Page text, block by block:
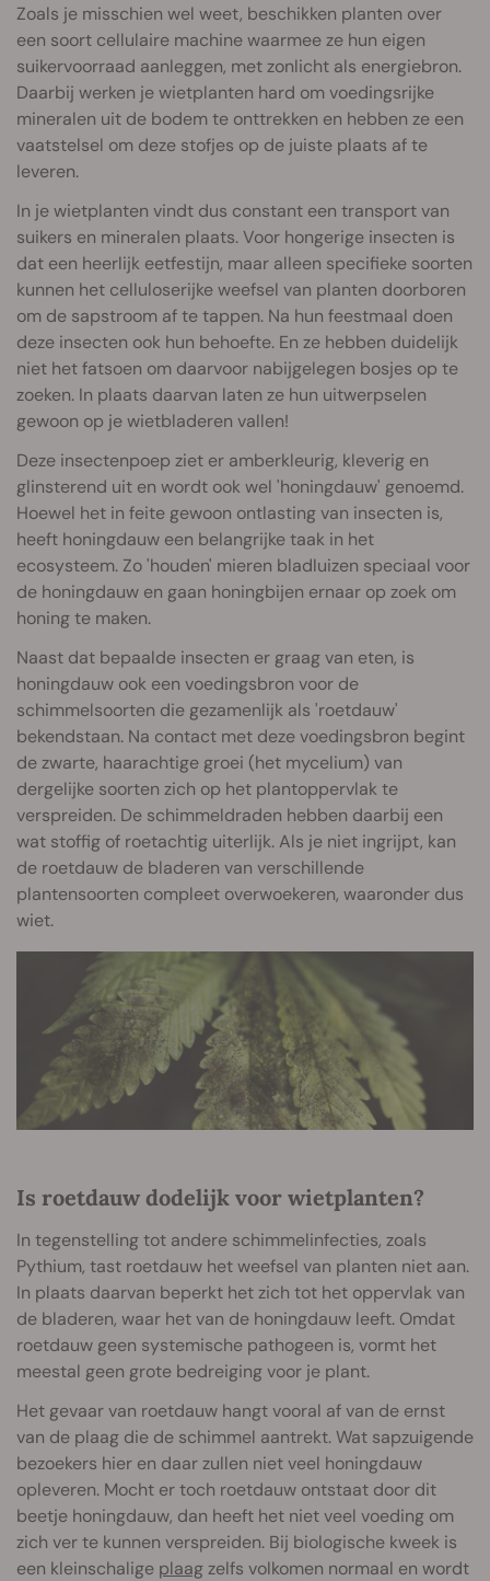
Zoals je misschien wel weet, beschikken planten over
een soort cellulaire machine waarmee ze hun eigen
suikervoorraad aanleggen, met zonlicht als energiebron.
Daarbij werken je wietplanten hard om voedingsrijke
mineralen uit de bodem te onttrekken en hebben ze een
vaatstelsel om deze stofjes op de juiste plaats af te
leveren.
In je wietplanten vindt dus constant een transport van
suikers en mineralen plaats. Voor hongerige insecten is
dat een heerlijk eetfestijn, maar alleen specifieke soorten
kunnen het celluloserijke weefsel van planten doorboren
om de sapstroom af te tappen. Na hun feestmaal doen
deze insecten ook hun behoefte. En ze hebben duidelijk
niet het fatsoen om daarvoor nabijgelegen bosjes op te
zoeken. In plaats daarvan laten ze hun uitwerpselen
gewoon op je wietbladeren vallen!
Deze insectenpoep ziet er amberkleurig, kleverig en
glinsterend uit en wordt ook wel 'honingdauw' genoemd.
Hoewel het in feite gewoon ontlasting van insecten is,
heeft honingdauw een belangrijke taak in het
ecosysteem. Zo 'houden' mieren bladluizen speciaal voor
de honingdauw en gaan honingbijen ernaar op zoek om
honing te maken.
Naast dat bepaalde insecten er graag van eten, is
honingdauw ook een voedingsbron voor de
schimmelsoorten die gezamenlijk als 'roetdauw'
bekendstaan. Na contact met deze voedingsbron begint
de zwarte, haarachtige groei (het mycelium) van
dergelijke soorten zich op het plantoppervlak te
verspreiden. De schimmeldraden hebben daarbij een
wat stoffig of roetachtig uiterlijk. Als je niet ingrijpt, kan
de roetdauw de bladeren van verschillende
plantensoorten compleet overwoekeren, waaronder dus
wiet.
Is roetdauw dodelijk voor wietplanten?
In tegenstelling tot andere schimmelinfecties, zoals
Pythium, tast roetdauw het weefsel van planten niet aan.
In plaats daarvan beperkt het zich tot het oppervlak van
de bladeren, waar het van de honingdauw leeft. Omdat
roetdauw geen systemische pathogeen is, vormt het
meestal geen grote bedreiging voor je plant.
Het gevaar van roetdauw hangt vooral af van de ernst
van de plaag die de schimmel aantrekt. Wat sapzuigende
bezoekers hier en daar zullen niet veel honingdauw
opleveren. Mocht er toch roetdauw ontstaat door dit
beetje honingdauw, dan heeft het niet veel voeding om
zich ver te kunnen verspreiden. Bij biologische kweek is
een kleinschalige plaagzelfs volkomen normaal en wordt